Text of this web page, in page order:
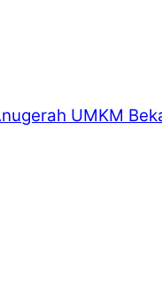
UMKM